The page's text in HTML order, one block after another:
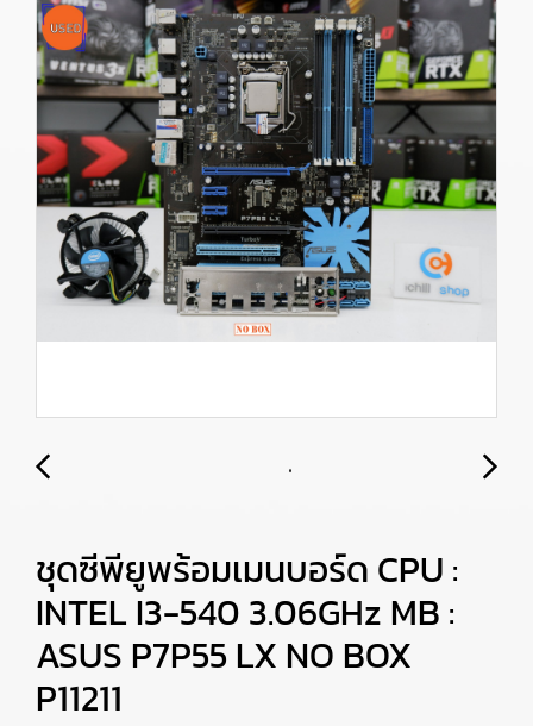
ชุดซีพียูพร้อมเมนบอร์ด CPU :
INTEL I3-540 3.06GHz MB :
ASUS P7P55 LX NO BOX
P11211